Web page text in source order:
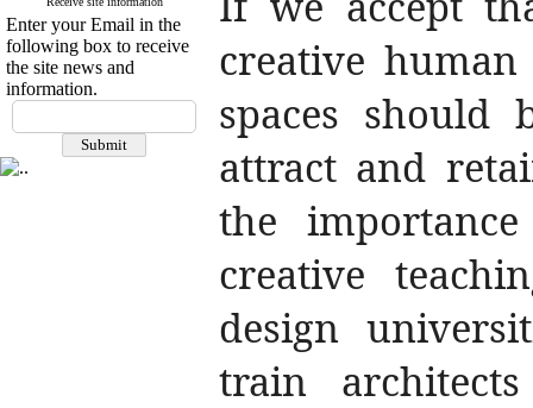
Enter your Email in the
following box to receive
the site news and
information.
creative
spaces should
attract and
the
creative
design
train